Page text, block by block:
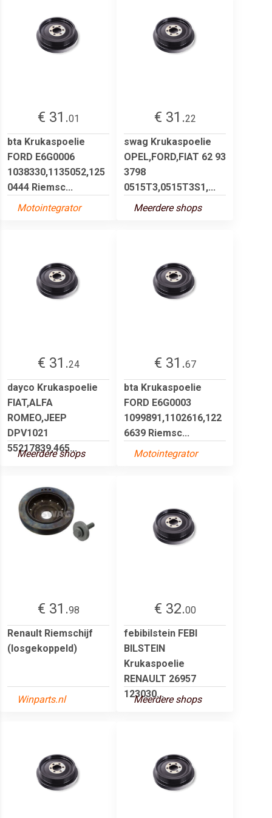
€ 31.01
bta Krukaspoelie
FORD E6G0006
1038330,1135052,125
0444 Riemsc...
Motointegrator
€ 31.22
swag Krukaspoelie
OPEL,FORD,FIAT 62 93
3798
0515T3,0515T3S1,...
Meerdere shops
€ 31.24
dayco Krukaspoelie
FIAT,ALFA
ROMEO,JEEP
DPV1021
55217839,465...
Meerdere shops
€ 31.67
bta Krukaspoelie
FORD E6G0003
1099891,1102616,122
6639 Riemsc...
Motointegrator
€ 31.98
Renault Riemschijf
(losgekoppeld)
Winparts.nl
€ 32.00
febibilstein FEBI
BILSTEIN
Krukaspoelie
RENAULT 26957
123030...
Meerdere shops